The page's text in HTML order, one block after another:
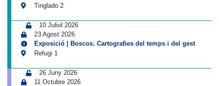
Tinglado 2
10 Juliol 2026
23 Agost 2026
Exposició | Boscos. Cartografies del temps i del gest
Refugi 1
26 Juny 2026
11 Octubre 2026